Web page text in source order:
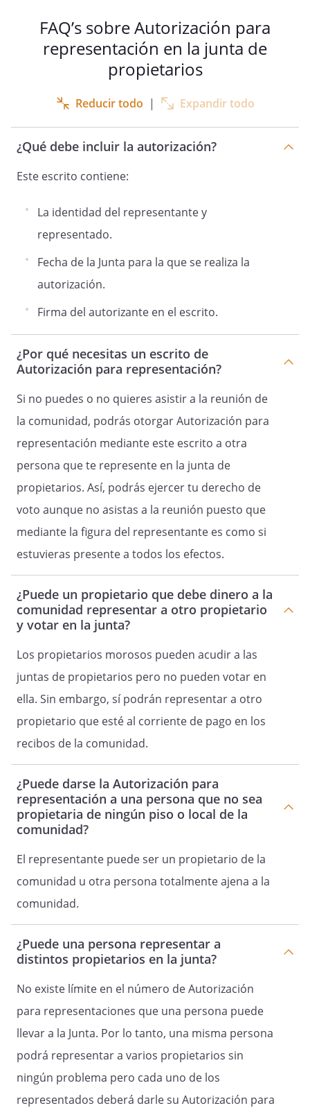
FAQ’s sobre Autorización para
representación en la junta de
propietarios
Reducir todo | Expandir todo
¿Qué debe incluir la autorización?
Este escrito contiene:
La identidad del representante y
representado.
Fecha de la Junta para la que se realiza la
autorización.
Firma del autorizante en el escrito.
¿Por qué necesitas un escrito de
Autorización para representación?
Si no puedes o no quieres asistir a la reunión de
la comunidad, podrás otorgar Autorización para
representación mediante este escrito a otra
persona que te represente en la junta de
propietarios. Así, podrás ejercer tu derecho de
voto aunque no asistas a la reunión puesto que
mediante la figura del representante es como si
estuvieras presente a todos los efectos.
¿Puede un propietario que debe dinero a la
comunidad representar a otro propietario
y votar en la junta?
Los propietarios morosos pueden acudir a las
juntas de propietarios pero no pueden votar en
ella. Sin embargo, sí podrán representar a otro
propietario que esté al corriente de pago en los
recibos de la comunidad.
¿Puede darse la Autorización para
representación a una persona que no sea
propietaria de ningún piso o local de la
comunidad?
El representante puede ser un propietario de la
comunidad u otra persona totalmente ajena a la
comunidad.
¿Puede una persona representar a
distintos propietarios en la junta?
No existe límite en el número de Autorización
para representaciones que una persona puede
llevar a la Junta. Por lo tanto, una misma persona
podrá representar a varios propietarios sin
ningún problema pero cada uno de los
representados deberá darle su Autorización para